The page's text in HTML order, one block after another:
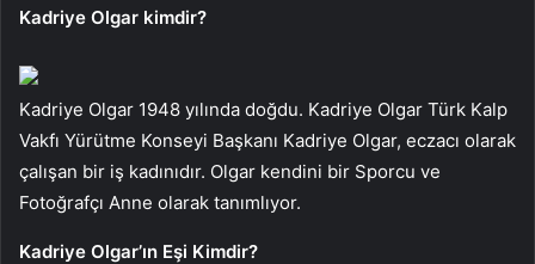
Kadriye Olgar kimdir?
Kadriye Olgar 1948 yılında doğdu. Kadriye Olgar Türk Kalp
Vakfı Yürütme Konseyi Başkanı Kadriye Olgar, eczacı olarak
çalışan bir iş kadınıdır. Olgar kendini bir Sporcu ve
Fotoğrafçı Anne olarak tanımlıyor.
Kadriye Olgar’ın Eşi Kimdir?